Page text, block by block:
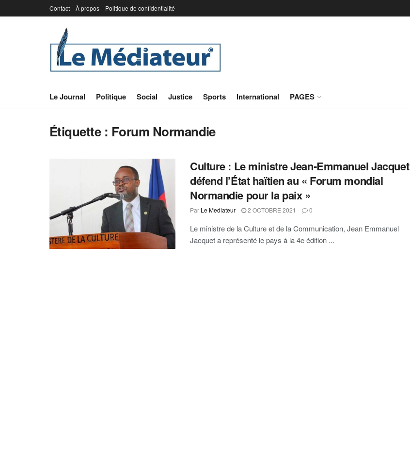
Contact À propos Politique de confidentialité
Le Journal Politique Social Justice Sports International PAGES
Étiquette : Forum Normandie
Culture : Le ministre Jean-Emmanuel Jacquet
défend l’État haïtien au « Forum mondial
Normandie pour la paix »
Par Le Mediateur 2 OCTOBRE 2021 0
Le ministre de la Culture et de la Communication, Jean Emmanuel
Jacquet a représenté le pays à la 4e édition ...